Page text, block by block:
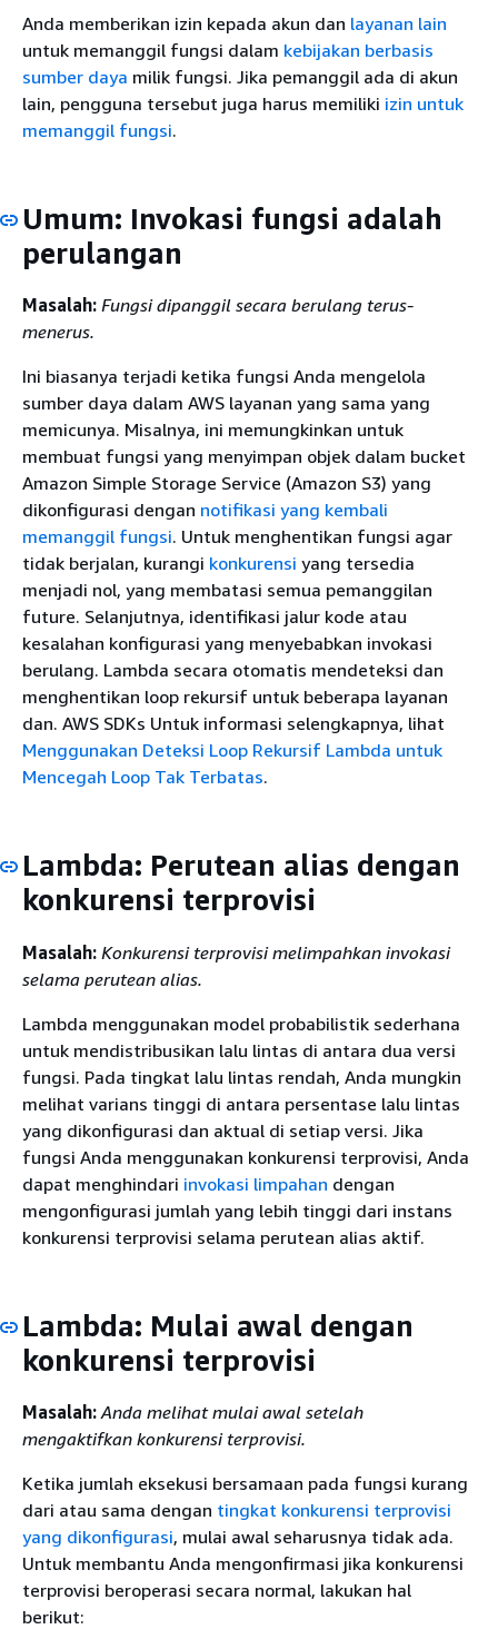
Anda memberikan izin kepada akun dan layanan lain
untuk memanggil fungsi dalam kebijakan berbasis
sumber daya milik fungsi. Jika pemanggil ada di akun
lain, pengguna tersebut juga harus memiliki izin untuk
memanggil fungsi.
Umum: Invokasi fungsi adalah
perulangan
Masalah: Fungsi dipanggil secara berulang terus-
menerus.
Ini biasanya terjadi ketika fungsi Anda mengelola
sumber daya dalam AWS layanan yang sama yang
memicunya. Misalnya, ini memungkinkan untuk
membuat fungsi yang menyimpan objek dalam bucket
Amazon Simple Storage Service (Amazon S3) yang
dikonfigurasi dengan notifikasi yang kembali
memanggil fungsi. Untuk menghentikan fungsi agar
tidak berjalan, kurangi konkurensi yang tersedia
menjadi nol, yang membatasi semua pemanggilan
future. Selanjutnya, identifikasi jalur kode atau
kesalahan konfigurasi yang menyebabkan invokasi
berulang. Lambda secara otomatis mendeteksi dan
menghentikan loop rekursif untuk beberapa layanan
dan. AWS SDKs Untuk informasi selengkapnya, lihat
Menggunakan Deteksi Loop Rekursif Lambda untuk
Mencegah Loop Tak Terbatas.
Lambda: Perutean alias dengan
konkurensi terprovisi
Masalah: Konkurensi terprovisi melimpahkan invokasi
selama perutean alias.
Lambda menggunakan model probabilistik sederhana
untuk mendistribusikan lalu lintas di antara dua versi
fungsi. Pada tingkat lalu lintas rendah, Anda mungkin
melihat varians tinggi di antara persentase lalu lintas
yang dikonfigurasi dan aktual di setiap versi. Jika
fungsi Anda menggunakan konkurensi terprovisi, Anda
dapat menghindari invokasi limpahan dengan
mengonfigurasi jumlah yang lebih tinggi dari instans
konkurensi terprovisi selama perutean alias aktif.
Lambda: Mulai awal dengan
konkurensi terprovisi
Masalah: Anda melihat mulai awal setelah
mengaktifkan konkurensi terprovisi.
Ketika jumlah eksekusi bersamaan pada fungsi kurang
dari atau sama dengan tingkat konkurensi terprovisi
yang dikonfigurasi, mulai awal seharusnya tidak ada.
Untuk membantu Anda mengonfirmasi jika konkurensi
terprovisi beroperasi secara normal, lakukan hal
berikut: